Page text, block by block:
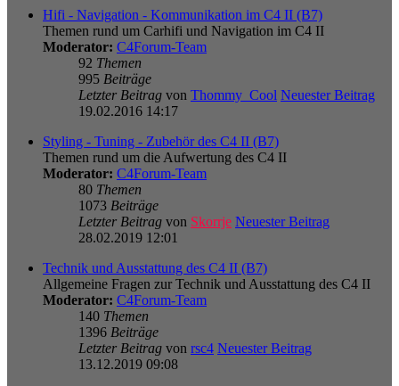
Hifi - Navigation - Kommunikation im C4 II (B7)
Themen rund um Carhifi und Navigation im C4 II
Moderator: C4Forum-Team
92 Themen
995 Beiträge
Letzter Beitrag von Thommy_Cool Neuester Beitrag
19.02.2016 14:17
Styling - Tuning - Zubehör des C4 II (B7)
Themen rund um die Aufwertung des C4 II
Moderator: C4Forum-Team
80 Themen
1073 Beiträge
Letzter Beitrag von Skorrje Neuester Beitrag
28.02.2019 12:01
Technik und Ausstattung des C4 II (B7)
Allgemeine Fragen zur Technik und Ausstattung des C4 II
Moderator: C4Forum-Team
140 Themen
1396 Beiträge
Letzter Beitrag von rsc4 Neuester Beitrag
13.12.2019 09:08